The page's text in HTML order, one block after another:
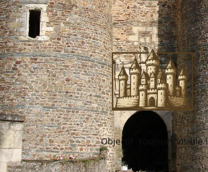
Objectif : toujours visible !